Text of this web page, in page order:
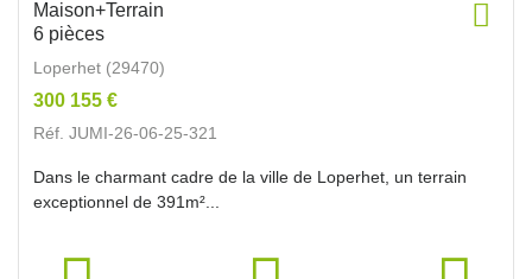
Maison+Terrain
6 pièces
Loperhet (29470)
300 155 €
Réf. JUMI-26-06-25-321
Dans le charmant cadre de la ville de Loperhet, un terrain
exceptionnel de 391m²...